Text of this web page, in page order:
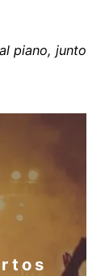
piano, junto